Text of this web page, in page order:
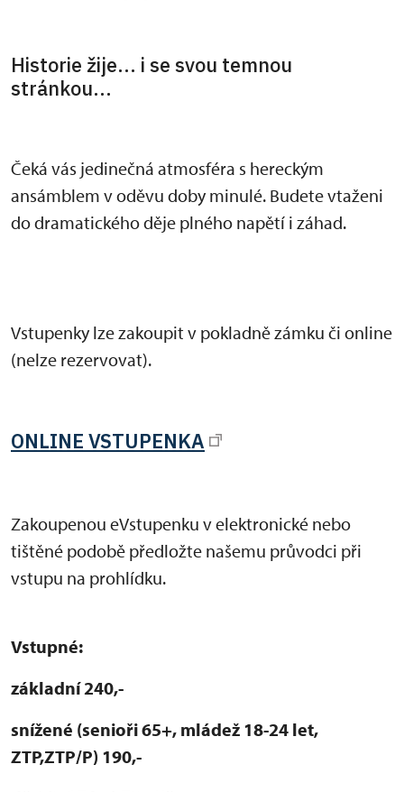
Historie žije... i se svou temnou
stránkou...
Čeká vás jedinečná atmosféra s hereckým
ansámblem v oděvu doby minulé. Budete vtaženi
do dramatického děje plného napětí i záhad.
Vstupenky lze zakoupit v pokladně zámku či online
(nelze rezervovat).
ONLINE VSTUPENKA
Zakoupenou eVstupenku v elektronické nebo
tištěné podobě předložte našemu průvodci při
vstupu na prohlídku.
Vstupné:
základní 240,-
snížené (senioři 65+, mládež 18-24 let,
ZTP,ZTP/P) 190,-